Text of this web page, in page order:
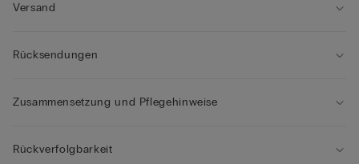
Versand
Rücksendungen
Zusammensetzung und Pflegehinweise
Rückverfolgbarkeit